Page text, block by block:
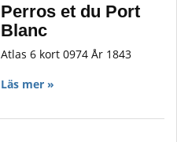
Perros et du Port
Blanc
Atlas 6 kort 0974 År 1843
Läs mer »